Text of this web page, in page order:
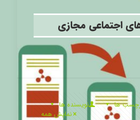
اجتماعی مجازی
ها
نویسنده ها
نمایش همه